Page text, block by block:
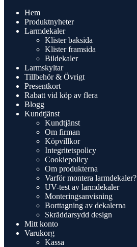
Hem
Produktnyheter
Larmdekaler
Klister baksida
Klister framsida
Bildekaler
Larmskyltar
Tillbehör & Övrigt
Presentkort
Rabatt vid köp av flera
Blogg
Kundtjänst
Kundtjänst
Om firman
Köpvillkor
Integritetspolicy
Cookiepolicy
Om produkterna
Varför montera larmdekaler?
UV-test av larmdekaler
Monteringsanvisning
Borttagning av dekalerna
Skräddarsydd design
Mitt konto
Varukorg
Kassa